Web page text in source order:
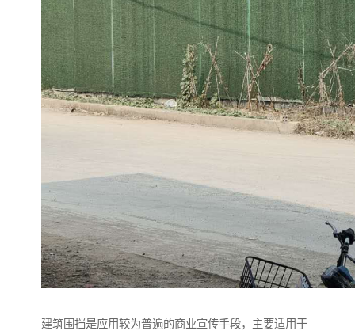
建筑围挡是应用较为普遍的商业宣传手段，主要适用于